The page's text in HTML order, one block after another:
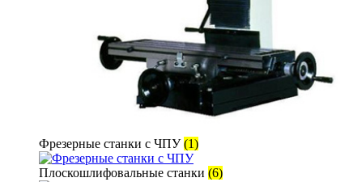
Фрезерные станки с ЧПУ(1)
Плоскошлифовальные станки (6)